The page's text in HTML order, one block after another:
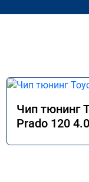
Чип тюнинг
Prado 120 4.0